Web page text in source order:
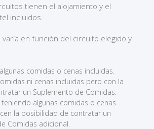
tienen el alojamiento y el
incluidos.
varía en función del circuito elegido y
comidas o cenas incluidas.
ni cenas incluidas pero con la
un Suplemento de Comidas.
algunas comidas o cenas
la posibilidad de contratar un
Comidas adicional.